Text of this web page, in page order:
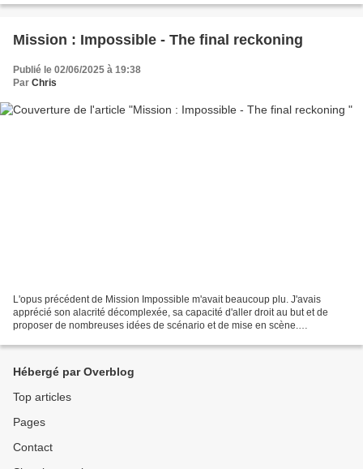
Mission : Impossible - The final reckoning
Publié le 02/06/2025 à 19:38
Par Chris
L'opus précédent de Mission Impossible m'avait beaucoup plu. J'avais
apprécié son alacrité décomplexée, sa capacité d'aller droit au but et de
proposer de nombreuses idées de scénario et de mise en scène.
Hébergé par Overblog
Top articles
Pages
Contact